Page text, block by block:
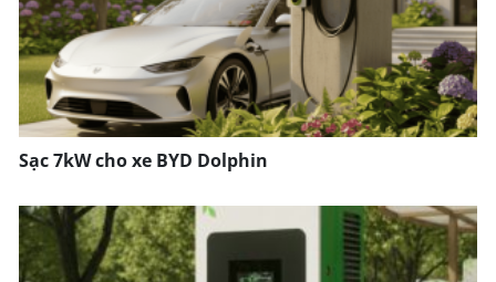
Sạc 7kW cho xe BYD Dolphin